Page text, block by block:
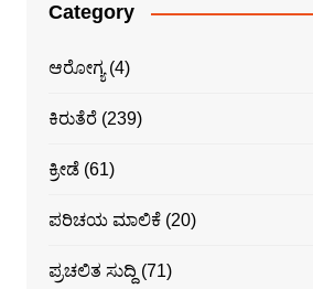
Category
ಆರೋಗ್ಯ(4)
ಕಿರುತೆರೆ(239)
ಕ್ರೀಡೆ(61)
ಪರಿಚಯ ಮಾಲಿಕೆ(20)
ಪ್ರಚಲಿತ ಸುದ್ದಿ (71)